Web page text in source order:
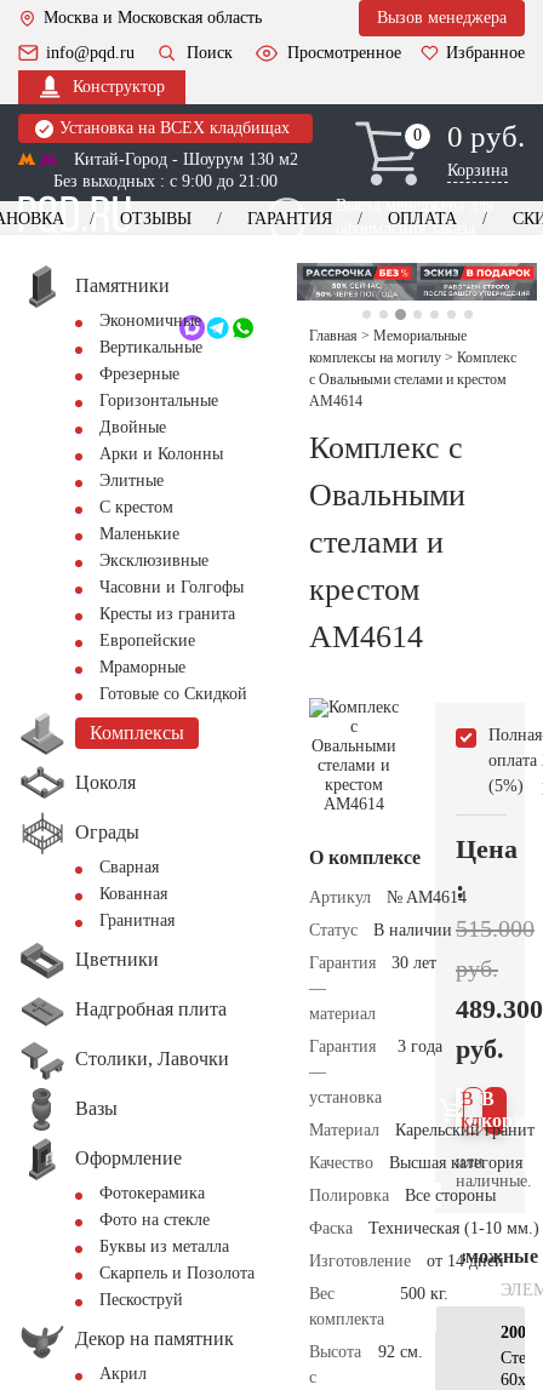
Москва и Московская область
Вызов менеджера
info@pqd.ru
Поиск Просмотренное
Избранное
Конструктор
Установка на ВСЕХ кладбищах
Китай-Город - Шоурум 130 м2
Без выходных : с 9:00 до 21:00
0
0 0 руб.
Корзина
Выезд менеджера для
оформления заказа
+7 (495) 518-44-23
Обратный звонок
ОТЗЫВЫ ГАРАНТИЯ ОПЛАТА
Памятники
Экономичные
Вертикальные
Фрезерные
Горизонтальные
Двойные
Арки и Колонны
Элитные
С крестом
Маленькие
Эксклюзивные
Часовни и Голгофы
Кресты из гранита
Европейские
Мраморные
Готовые со Скидкой
Комплексы
Цоколя
Ограды
Сварная
Кованная
Гранитная
Цветники
Надгробная плита
Столики, Лавочки
Вазы
Оформление
Фотокерамика
Фото на стекле
Буквы из металла
Скарпель и Позолота
Пескоструй
Декор на памятник
Акрил
Главная > Мемориальные
комплексы на могилу > Комплекс
с Овальными стелами и крестом
AM4614
Комплекс с
Овальными
стелами и
крестом
AM4614
О комплексе
Артикул
№ AM4614
Статус
В наличии
Гарантия
—
материал
30 лет
Гарантия
—
установка
3 года
Материал
Карельский гранит
Качество
Высшая категория
Полировка
Все стороны
Фаска
Техническая (1-10 мм.)
Изготовление
от 14 дней
Вес
комплекта
500 кг.
Высота
с
92 см.
Полная
оплата
(5%)
Цена
:
515.000
руб.
489.300
руб.
В
В 1
клик
или
наличные.
Возможные